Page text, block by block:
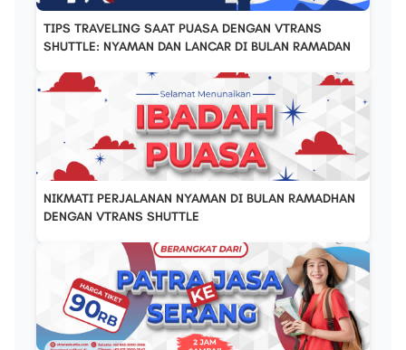
TIPS TRAVELING SAAT PUASA DENGAN VTRANS
SHUTTLE: NYAMAN DAN LANCAR DI BULAN RAMADAN
NIKMATI PERJALANAN NYAMAN DI BULAN RAMADHAN
DENGAN VTRANS SHUTTLE